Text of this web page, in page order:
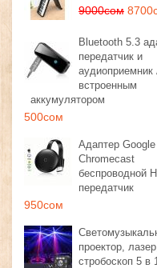
9000сом
Bluetooth 5.3
передатчик и
аудиоприемник
встроенным
аккумулятором
500сом
Адаптер Google
Chromecast
беспроводной
передатчик
950сом
проектор,
стробоскоп 5 в